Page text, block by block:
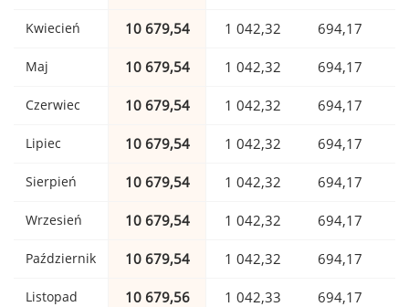
Kwiecień 10 679,54 1 042,32 694,17
Maj 10 679,54 1 042,32 694,17
Czerwiec 10 679,54 1 042,32 694,17
Lipiec 10 679,54 1 042,32 694,17
Sierpień 10 679,54 1 042,32 694,17
Wrzesień 10 679,54 1 042,32 694,17
Październik 10 679,54 1 042,32 694,17
Listopad 10 679,56 1 042,33 694,17